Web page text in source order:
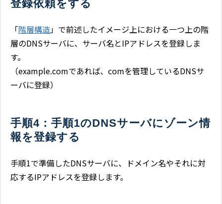
登録依頼をする
「階層構造」で前述したイメージ上における一つ上の階
層のDNSサーバに、サーバ名とIPアドレスを登録しま
す。
（example.comであれば、comを管理しているDNSサ
ーバに登録）
手順4：手順1のDNSサーバにゾーン情
報を登録する
手順1で準備したDNSサーバに、ドメイン名やそれに対
応するIPアドレスを登録します。